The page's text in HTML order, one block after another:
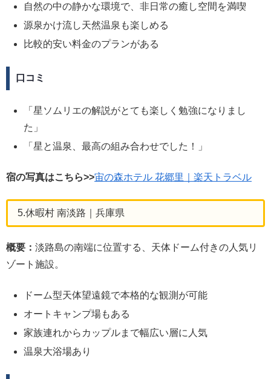
自然の中の静かな環境で、非日常の癒し空間を満喫
源泉かけ流し天然温泉も楽しめる
比較的安い料金のプランがある
口コミ
「星ソムリエの解説がとても楽しく勉強になりまし
た」
「星と温泉、最高の組み合わせでした！」
宿の写真はこちら>>宙の森ホテル 花郷里｜楽天トラベル
5.休暇村 南淡路｜兵庫県
概要： 淡路島の南端に位置する、天体ドーム付きの人気リ
ゾート施設。
ドーム型天体望遠鏡で本格的な観測が可能
オートキャンプ場もある
家族連れからカップルまで幅広い層に人気
温泉大浴場あり